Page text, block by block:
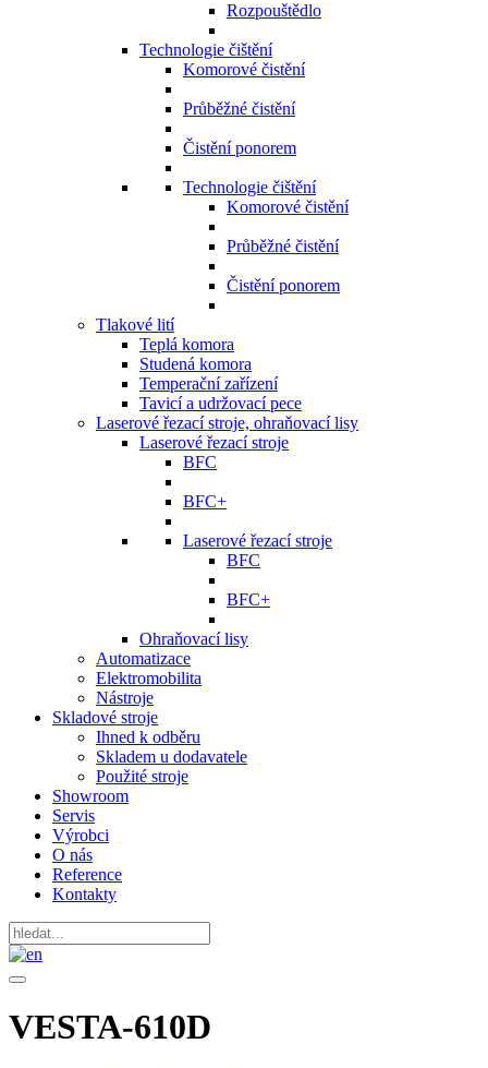
Rozpouštědlo
Technologie čištění
Komorové čistění
Průběžné čistění
Čistění ponorem
Technologie čištění
Komorové čistění
Průběžné čistění
Čistění ponorem
Tlakové lití
Teplá komora
Studená komora
Temperační zařízení
Tavicí a udržovací pece
Laserové řezací stroje, ohraňovací lisy
Laserové řezací stroje
BFC
BFC+
Laserové řezací stroje
BFC
BFC+
Ohraňovací lisy
Automatizace
Elektromobilita
Nástroje
Skladové stroje
Ihned k odběru
Skladem u dodavatele
Použité stroje
Showroom
Servis
Výrobci
O nás
Reference
Kontakty
VESTA-610D